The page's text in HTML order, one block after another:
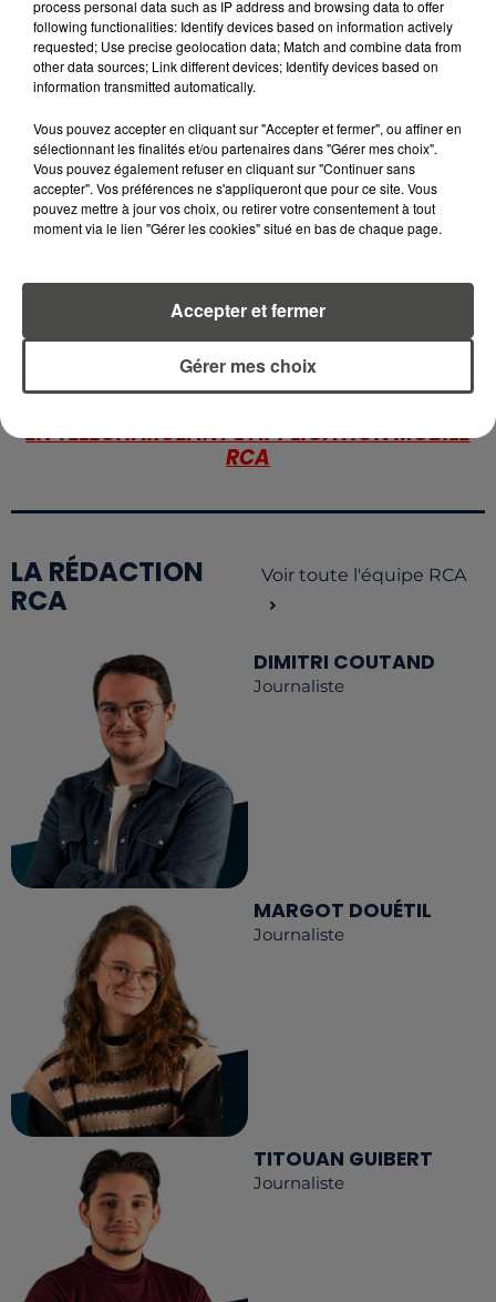
DISPARAISSENT DES RAYONS...
5 août 2026
MANGER SAINEMENT COÛTE 25 %
ALERTE L’ONU
5 août 2026
QUELLES SONT LES MARQUES QUI
OFFRENT LE MEILLEUR RAPPORT...
RETROUVEZ TOUTE L'ACTU DE LA RÉGION ET
EN TÉLÉCHARGEANT L'APPLICATION MOBILE
RCA
LA RÉDACTION
RCA
Voir toute l'équipe RCA
DIMITRI COUTAND
Journaliste
MARGOT DOUÉTIL
Journaliste
TITOUAN GUIBERT
Journaliste
process personal data such as IP address and browsing data to offer
following functionalities: Identify devices based on information actively
requested; Use precise geolocation data; Match and combine data from
other data sources; Link different devices; Identify devices based on
information transmitted automatically.
Vous pouvez accepter en cliquant sur "Accepter et fermer", ou affiner en
sélectionnant les finalités et/ou partenaires dans "Gérer mes choix".
Vous pouvez également refuser en cliquant sur "Continuer sans
accepter". Vos préférences ne s'appliqueront que pour ce site. Vous
pouvez mettre à jour vos choix, ou retirer votre consentement à tout
moment via le lien "Gérer les cookies" situé en bas de chaque page.
Gérer mes choix
Accepter et fermer